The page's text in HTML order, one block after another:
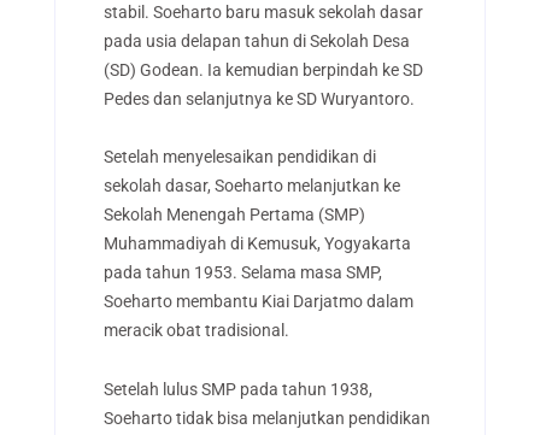
stabil. Soeharto baru masuk sekolah dasar
pada usia delapan tahun di Sekolah Desa
(SD) Godean. Ia kemudian berpindah ke SD
Pedes dan selanjutnya ke SD Wuryantoro.
Setelah menyelesaikan pendidikan di
sekolah dasar, Soeharto melanjutkan ke
Sekolah Menengah Pertama (SMP)
Muhammadiyah di Kemusuk, Yogyakarta
pada tahun 1953. Selama masa SMP,
Soeharto membantu Kiai Darjatmo dalam
meracik obat tradisional.
Setelah lulus SMP pada tahun 1938,
Soeharto tidak bisa melanjutkan pendidikan